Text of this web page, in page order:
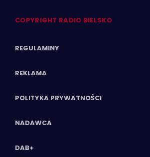
COPYRIGHT RADIO BIELSKO
REGULAMINY
REKLAMA
POLITYKA PRYWATNOŚCI
NADAWCA
DAB+